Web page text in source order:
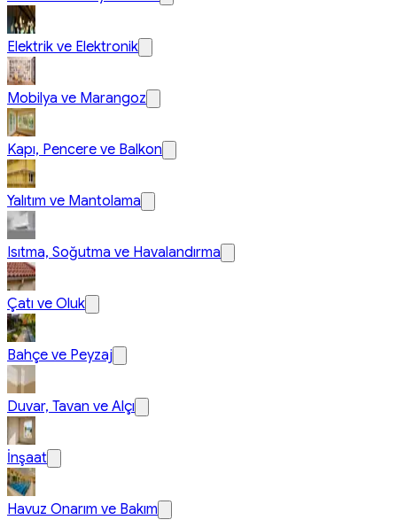
Elektrik ve Elektronik
Mobilya ve Marangoz
Kapı, Pencere ve Balkon
Yalıtım ve Mantolama
Isıtma, Soğutma ve Havalandırma
Çatı ve Oluk
Bahçe ve Peyzaj
Duvar, Tavan ve Alçı
İnşaat
Havuz Onarım ve Bakım